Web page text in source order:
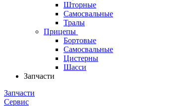
Шторные
Самосвальные
Тралы
Прицепы
Бортовые
Самосвальные
Цистерны
Шасси
Запчасти
Запчасти
Сервис